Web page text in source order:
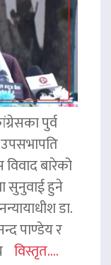
पुर्व
बारेको
सुनुवाई हुने
डा.
पाण्डेय र
विस्तृत....